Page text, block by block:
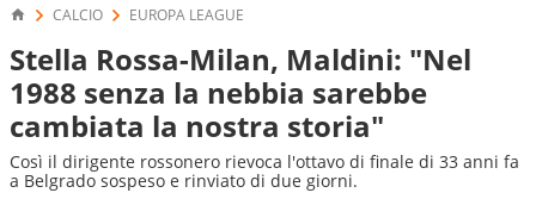
CALCIO EUROPA LEAGUE
Stella Rossa-Milan, Maldini: "Nel
1988 senza la nebbia sarebbe
cambiata la nostra storia"
Così il dirigente rossonero rievoca l'ottavo di finale di 33 anni fa
a Belgrado sospeso e rinviato di due giorni.